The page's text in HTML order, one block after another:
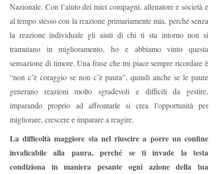
Nazionale. Con l’aiuto dei miei compagni, allenatore e società e
al tempo stesso con la reazione primariamente mia, perché senza
la reazione individuale gli aiuti di chi ti sta intorno non si
tramutano in miglioramento, ho e abbiamo vinto questa
sensazione di timore. Una frase che mi piace sempre ricordare è
“non c’è coraggio se non c’è paura”, quindi anche se le paure
generano reazioni molto sgradevoli e difficili da gestire,
imparando proprio ad affrontarle si crea l’opportunità per
migliorare, crescere e imparare a reagire.
La difficoltà maggiore sta nel riuscire a porre un confine
invalicabile alla paura, perché se ti invade la testa
condiziona in maniera pesante ogni azione della tua